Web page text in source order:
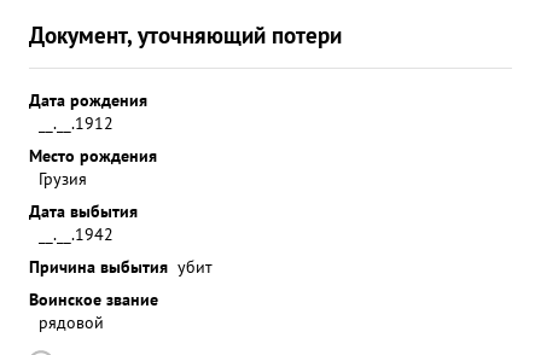
Документ, уточняющий потери
Дата рождения
__.__.1912
Место рождения
Грузия
Дата выбытия
__.__.1942
Причина выбытия убит
Воинское звание
рядовой